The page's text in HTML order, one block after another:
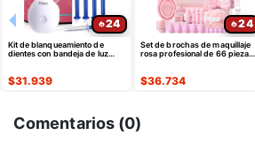
24
Kit de blanqueamiento de
dientes con bandeja de luz
$31.939
24
Set de brochas de maquillaje
rosa profesional de 66 piezas
$36.734
Comentarios (0)